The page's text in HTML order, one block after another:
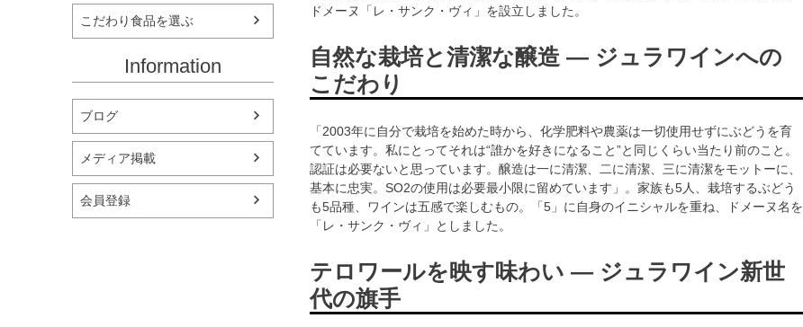
こだわり食品を選ぶ
Information
ブログ
メディア掲載
会員登録
ドメーヌ「レ・サンク・ヴィ」を設立しました。
自然な栽培と清潔な醸造 ― ジュラワインへの
こだわり
「2003年に自分で栽培を始めた時から、化学肥料や農薬は一切使用せずにぶどうを育
てています。私にとってそれは“誰かを好きになること”と同じくらい当たり前のこと。
認証は必要ないと思っています。醸造は一に清潔、二に清潔、三に清潔をモットーに、
基本に忠実。SO2の使用は必要最小限に留めています」。家族も5人、栽培するぶどう
も5品種、ワインは五感で楽しむもの。「5」に自身のイニシャルを重ね、ドメーヌ名を
「レ・サンク・ヴィ」としました。
テロワールを映す味わい ― ジュラワイン新世
代の旗手